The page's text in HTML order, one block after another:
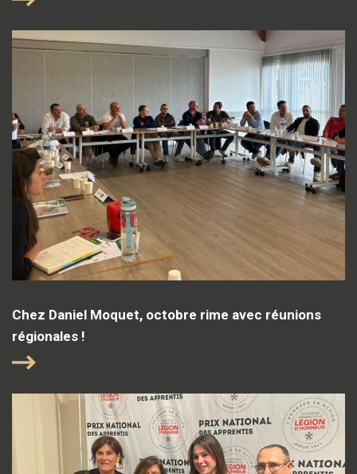
Chez Daniel Moquet, octobre rime avec réunions
régionales !